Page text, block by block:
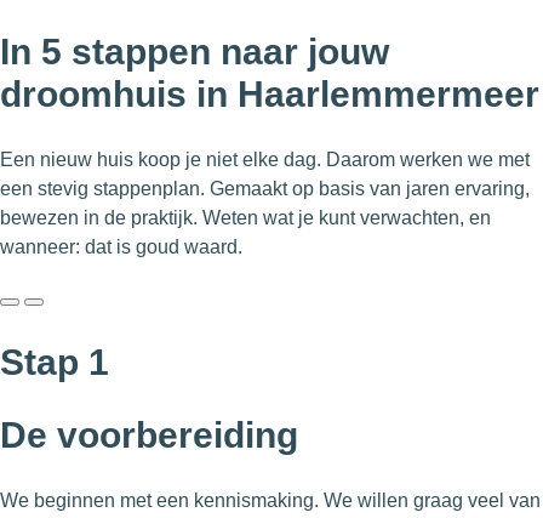
In 5 stappen naar jouw
droomhuis in Haarlemmermeer
Een nieuw huis koop je niet elke dag. Daarom werken we met
een stevig stappenplan. Gemaakt op basis van jaren ervaring,
bewezen in de praktijk. Weten wat je kunt verwachten, en
wanneer: dat is goud waard.
Stap 1
De voorbereiding
We beginnen met een kennismaking. We willen graag veel van